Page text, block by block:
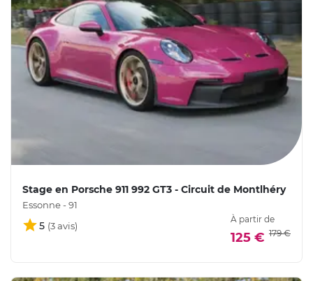
Stage en Porsche 911 992 GT3 - Circuit de Montlhéry
Essonne - 91
5
À partir de
125 € 179 €